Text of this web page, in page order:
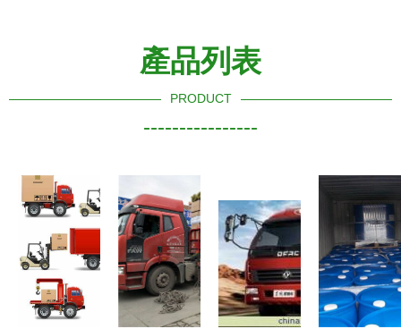
產品列表
PRODUCT
----------------